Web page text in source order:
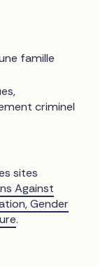
famille
criminel
sites
Against
Gender
.